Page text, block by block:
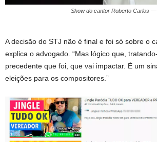
Show do cantor Roberto Carlos —
A decisão do STJ não é final e foi só sobre o
explica o advogado. “Mas lógico que,
precedente que foi, que vai impactar. É um
eleições para os compositores.”